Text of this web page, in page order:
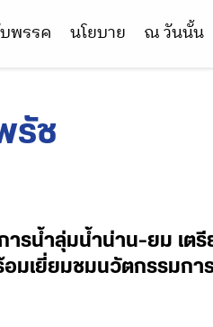
พรรค นโยบาย ณ วันนั้น
รัช
ารน้ำลุ่มน้ำน่าน-ยม เต
อมเยี่ยมชมนวัตกรรมก